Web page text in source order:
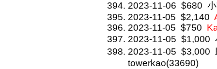
2023-11-06 $680
2023-11-05 $2,140
2023-11-05 $750
2023-11-05 $1,000
2023-11-05 $3,000
towerkao(33690)